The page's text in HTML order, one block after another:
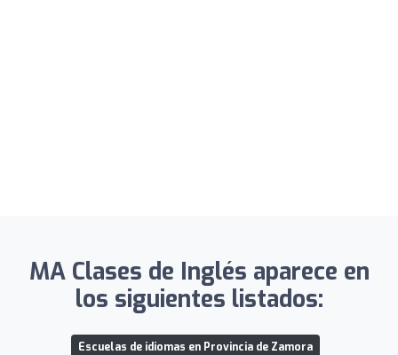
MA Clases de Inglés aparece en
los siguientes listados:
Escuelas de idiomas en Provincia de Zamora